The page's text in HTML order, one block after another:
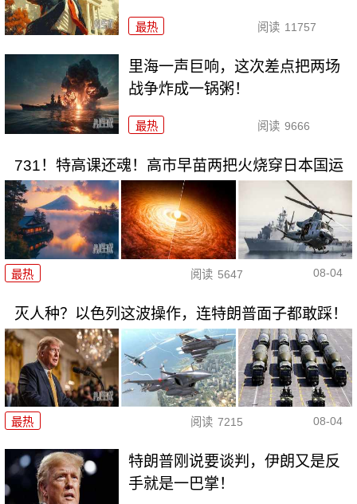
最热 阅读 11757
里海一声巨响，这次差点把两场
战争炸成一锅粥！
最热 阅读 9666
731！特高课还魂！高市早苗两把火烧穿日本国运
最热 阅读 5647 08-04
灭人种？以色列这波操作，连特朗普面子都敢踩！
最热 阅读 7215 08-04
特朗普刚说要谈判，伊朗又是反
手就是一巴掌！